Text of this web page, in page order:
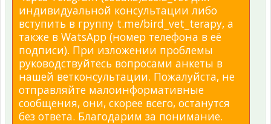
индивидуальной консультации либо
вступить в группу t.me/bird_vet_terapy, а
также в WatsApp (номер телефона в её
подписи). При изложении проблемы
руководствуйтесь вопросами анкеты в
нашей ветконсультации. Пожалуйста, не
отправляйте малоинформативные
сообщения, они, скорее всего, останутся
без ответа. Благодарим за понимание.